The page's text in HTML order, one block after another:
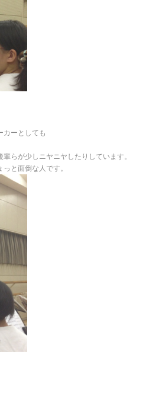
カーとしても
らが少しニヤニヤしたりしています。
と面倒な人です。